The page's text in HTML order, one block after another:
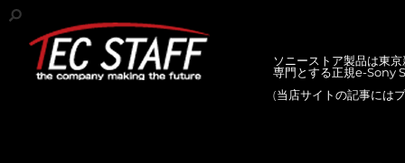
ソニーストア製品は東
専門とする正規e-Sony
(当店サイトの記事には